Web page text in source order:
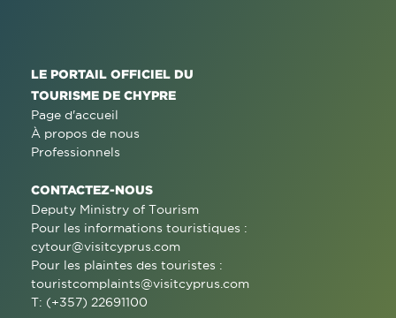
LE PORTAIL OFFICIEL DU
TOURISME DE CHYPRE
Page d'accueil
À propos de nous
Professionnels
CONTACTEZ-NOUS
Deputy Ministry of Tourism
Pour les informations touristiques :
cytour@visitcyprus.com
Pour les plaintes des touristes :
touristcomplaints@visitcyprus.com
T: (+357) 22691100